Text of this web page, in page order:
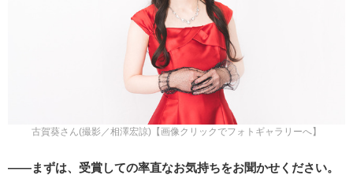
古賀葵さん(撮影／相澤宏諒)【画像クリックでフォトギャラリーへ】
――まずは、受賞しての率直なお気持ちをお聞かせください。